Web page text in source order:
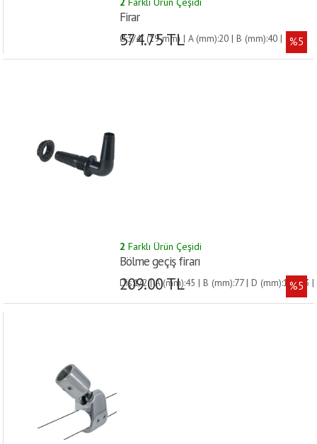
Firar
Ø:3/4“ (19 mm) | A (mm):20 | B (mm):40 | C
574.75 TL %5
2 Farklı Ürün Çeşidi
Bölme geçiş firarı
Diş:1/2 | A (mm):45 | B (mm):77 | D (mm):11 /13 |
209.00 TL %5